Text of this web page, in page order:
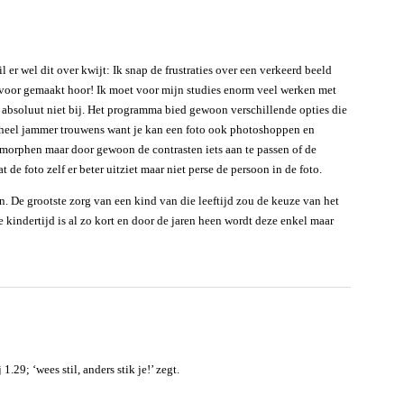
wel dit over kwijt: Ik snap de frustraties over een verkeerd beeld
gemaakt hoor! Ik moet voor mijn studies enorm veel werken met
niet bij. Het programma bied gewoon verschillende opties die
jammer trouwens want je kan een foto ook photoshoppen en
maar door gewoon de contrasten iets aan te passen of de
foto zelf er beter uitziet maar niet perse de persoon in de foto.
De grootste zorg van een kind van die leeftijd zou de keuze van het
is al zo kort en door de jaren heen wordt deze enkel maar
‘wees stil, anders stik je!’ zegt.